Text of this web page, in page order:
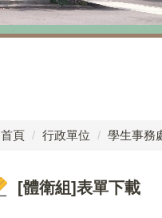
首頁 行政單位 學生事務
[體衛組]表單下載